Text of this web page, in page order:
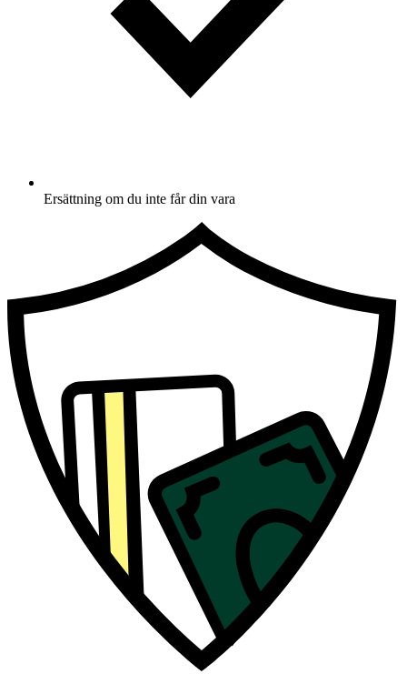
Ersättning om du inte får din vara